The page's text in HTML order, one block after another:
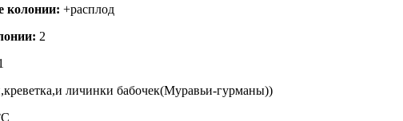
кoлонии: +расплод
2
личинки бабочек(Муравьи-гурманы))